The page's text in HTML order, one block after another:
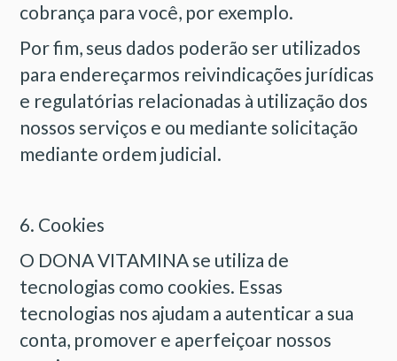
cobrança para você, por exemplo.
Por fim, seus dados poderão ser utilizados
para endereçarmos reivindicações jurídicas
e regulatórias relacionadas à utilização dos
nossos serviços e ou mediante solicitação
mediante ordem judicial.
6. Cookies
O DONA VITAMINA se utiliza de
tecnologias como cookies. Essas
tecnologias nos ajudam a autenticar a sua
conta, promover e aperfeiçoar nossos